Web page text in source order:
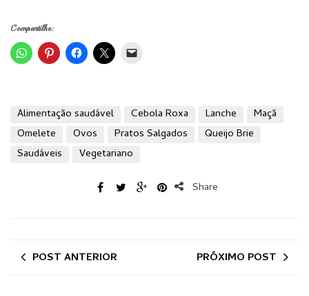
Compartilhe:
Alimentação saudável Cebola Roxa Lanche
Maçã
Omelete
Ovos Pratos Salgados
Queijo Brie
Saudáveis
Vegetariano
Share
POST ANTERIOR PRÓXIMO POST